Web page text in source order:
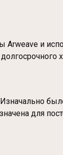
и
Изначально
для